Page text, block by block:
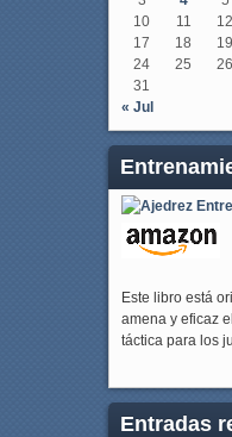
10
11 12
17
18 19
24
25 26
31
« Jul
Este libro está
amena y eficaz
táctica para los
Entradas